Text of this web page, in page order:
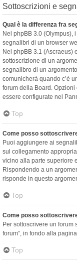
Sottoscrizioni e
Qual è la differenza fra
Nel phpBB 3.0 (Olympus),
segnalibri di un browser
Nel phpBB 3.1 (Ascraeus)
sottoscrizione di un
segnalibro di un
comunicherà quando c’è
forum della Board.
essere configurate nel
Top
Come posso
Puoi aggiungere ai
sul collegamento
vicino alla parte superiore
Rispondendo a un
risponde in questo
Top
Come posso
Per sottoscrivere un forum
forum”, in fondo alla
Top